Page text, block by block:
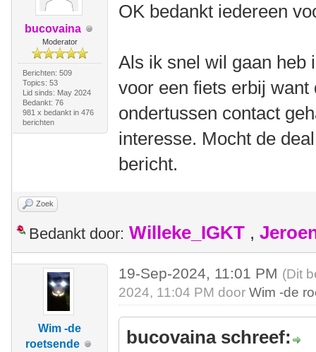
bucovaina
Moderator
Berichten: 509
Topics: 53
Lid sinds: May 2024
Bedankt: 76
981 x bedankt in 476
berichten
OK bedankt iedereen
Als ik snel wil gaan heb
voor een fiets erbij
ondertussen contact
interesse. Mocht de
bericht.
Zoek
Bedankt door: Willeke_IGKT ,
Wim -de
roetsende
19-Sep-2024, 11:01 PM (Dit
2024, 11:04 PM doorWim -de
bucovaina schreef: